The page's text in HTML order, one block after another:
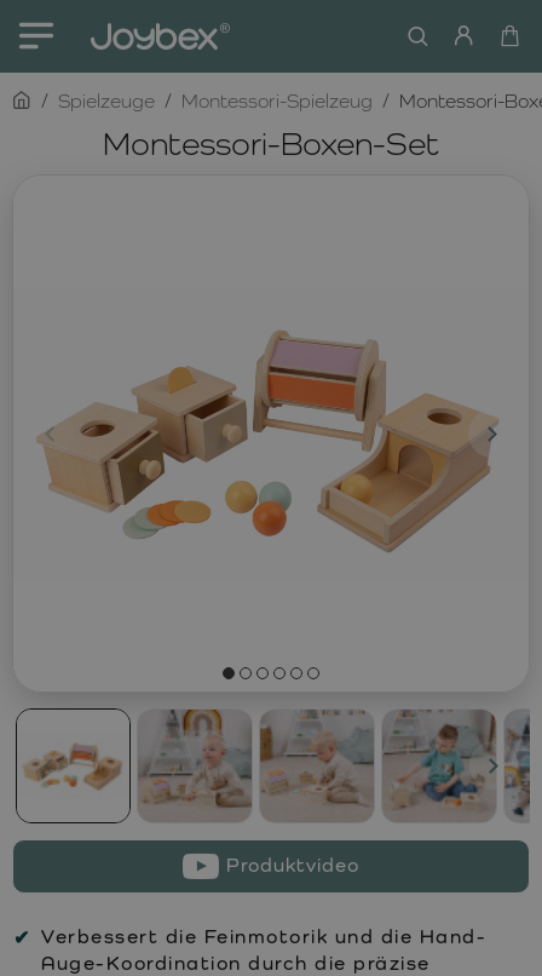
Montessori-Boxen-Set
homeSpielzeuge Montessori-Spielzeug Montessori-
Produktvideo
Verbessert die Feinmotorik und die Hand-
Auge-Koordination durch die präzise